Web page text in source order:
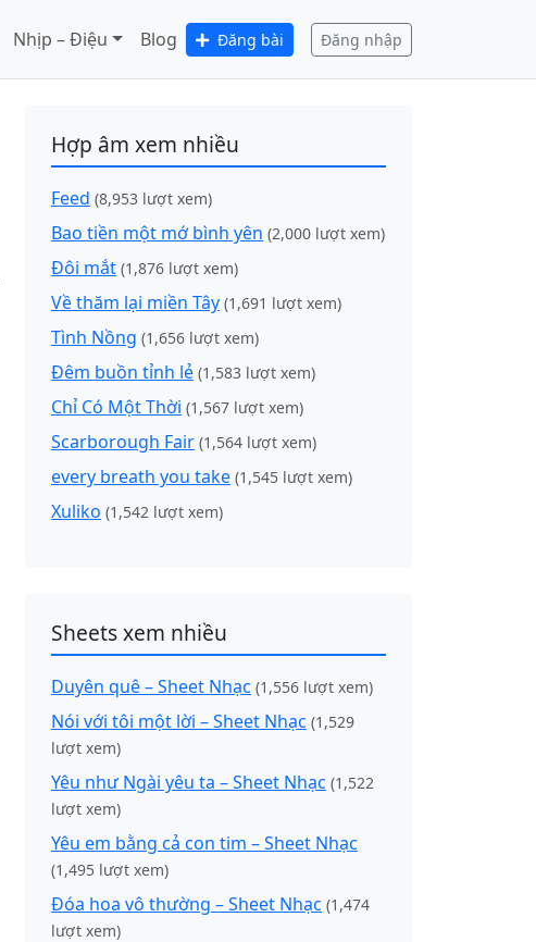
Nhịp – Điệu Blog Đăng bài Đăng nhập
Hợp âm xem nhiều
Feed (8,953 lượt xem)
Bao tiền một mớ bình yên (2,000 lượt xem)
Đôi mắt (1,876 lượt xem)
Về thăm lại miền Tây (1,691 lượt xem)
Tình Nồng (1,656 lượt xem)
Đêm buồn tỉnh lẻ (1,583 lượt xem)
Chỉ Có Một Thời (1,567 lượt xem)
Scarborough Fair (1,564 lượt xem)
every breath you take (1,545 lượt xem)
Xuliko (1,542 lượt xem)
Sheets xem nhiều
Duyên quê – Sheet Nhạc (1,556 lượt xem)
Nói với tôi một lời – Sheet Nhạc (1,529
lượt xem)
Yêu như Ngài yêu ta – Sheet Nhạc (1,522
lượt xem)
Yêu em bằng cả con tim – Sheet Nhạc
(1,495 lượt xem)
Đóa hoa vô thường – Sheet Nhạc (1,474
lượt xem)